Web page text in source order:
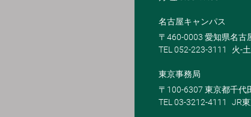
名古屋キャンパス
〒460-0003 愛知県名古
TEL 052-223-3111
火-
東京事務局
〒100-6307 東京都千代
TEL 03-3212-4111
JR